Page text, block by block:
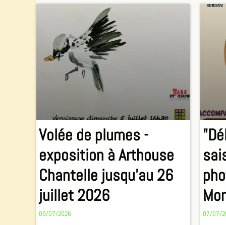
Volée de plumes -
exposition à Arthouse
Chantelle jusqu'au 26
juillet 2026
09/07/2026 07/07/